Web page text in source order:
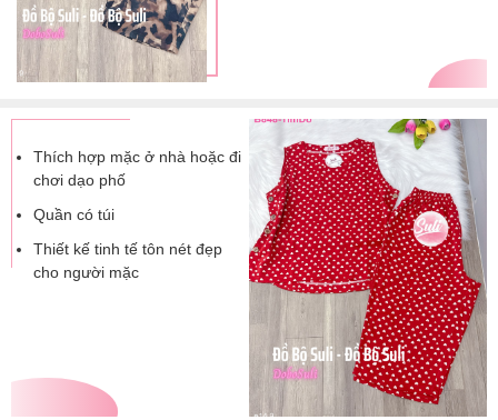
Thích hợp mặc ở nhà hoặc đi
chơi dạo phố
Quần có túi
Thiết kế tinh tế tôn nét đẹp
cho người mặc